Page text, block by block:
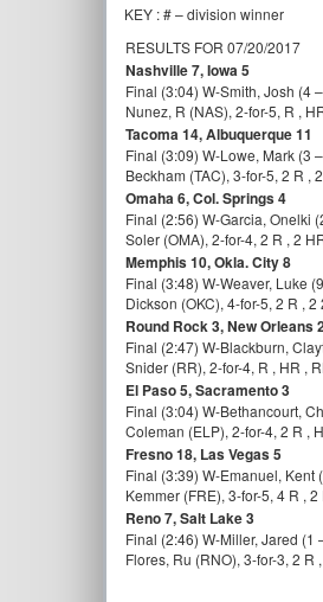
KEY : # – division winner
RESULTS FOR 07/20/2017
Nashville 7, Iowa 5
Final (3:04) W-Smith, Josh (4
Nunez, R (NAS), 2-for-5, R ,
Tacoma 14, Albuquerque 11
Final (3:09) W-Lowe, Mark (3
Beckham (TAC), 3-for-5, 2 R ,
Omaha 6, Col. Springs 4
Final (2:56) W-Garcia, Onelki
Soler (OMA), 2-for-4, 2 R , 2
Memphis 10, Okla. City 8
Final (3:48) W-Weaver, Luke
Dickson (OKC), 4-for-5, 2 R ,
Round Rock 3, New Orleans
Final (2:47) W-Blackburn,
Snider (RR), 2-for-4, R , HR ,
El Paso 5, Sacramento 3
Final (3:04) W-Bethancourt,
Coleman (ELP), 2-for-4, 2 R ,
Fresno 18, Las Vegas 5
Final (3:39) W-Emanuel,
Kemmer (FRE), 3-for-5, 4 R ,
Reno 7, Salt Lake 3
Final (2:46) W-Miller, Jared
Flores, Ru (RNO), 3-for-3, 2